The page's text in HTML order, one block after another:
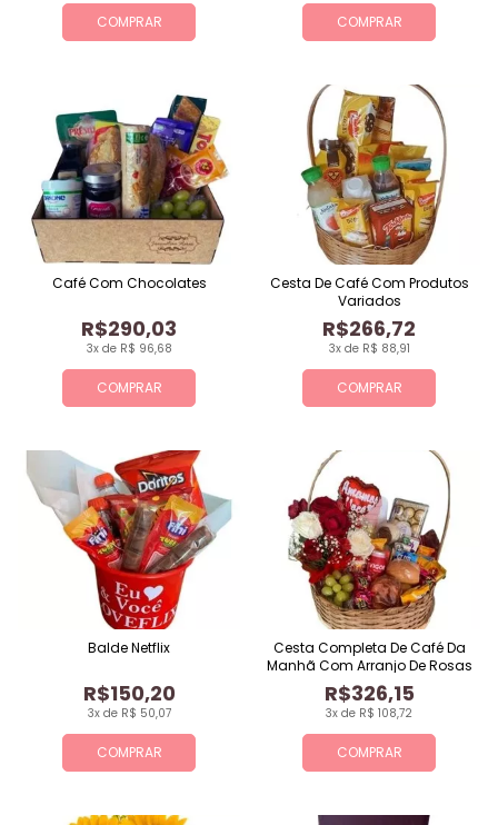
COMPRAR COMPRAR
COMPRAR
3x de R$ 96,68
R$290,03
Café Com Chocolates
COMPRAR
3x de R$ 88,91
R$266,72
Cesta De Café Com Produtos
Variados
COMPRAR
3x de R$ 50,07
R$150,20
Balde Netflix
COMPRAR
3x de R$ 108,72
R$326,15
Cesta Completa De Café Da
Manhã Com Arranjo De Rosas